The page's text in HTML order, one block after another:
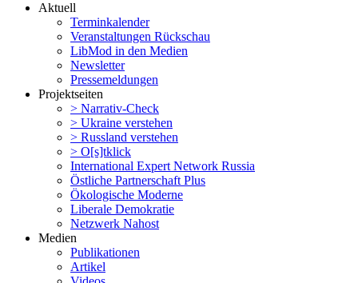
Aktuell
Termin­ka­lender
Veran­stal­tungen Rückschau
LibMod in den Medien
Newsletter
Presse­mel­dungen
Projekt­seiten
> Narrativ-Check
> Ukraine verstehen
> Russland verstehen
> O[s]tklick
Inter­na­tional Expert Network Russia
Östliche Partner­schaft Plus
Ökolo­gische Moderne
Liberale Demokratie
Netzwerk Nahost
Medien
Publi­ka­tionen
Artikel